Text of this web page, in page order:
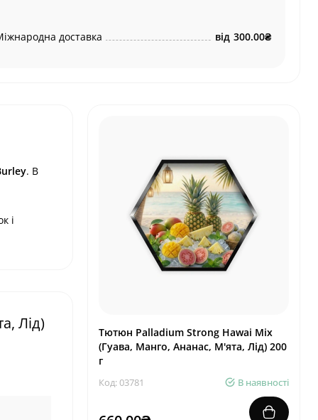
доставка від 300.00₴
. В
і
Лід)
Тютюн Palladium Strong Hawai Mix
(Гуава, Манго, Ананас, М'ята, Лід) 200
г
Код: 03781 В наявності